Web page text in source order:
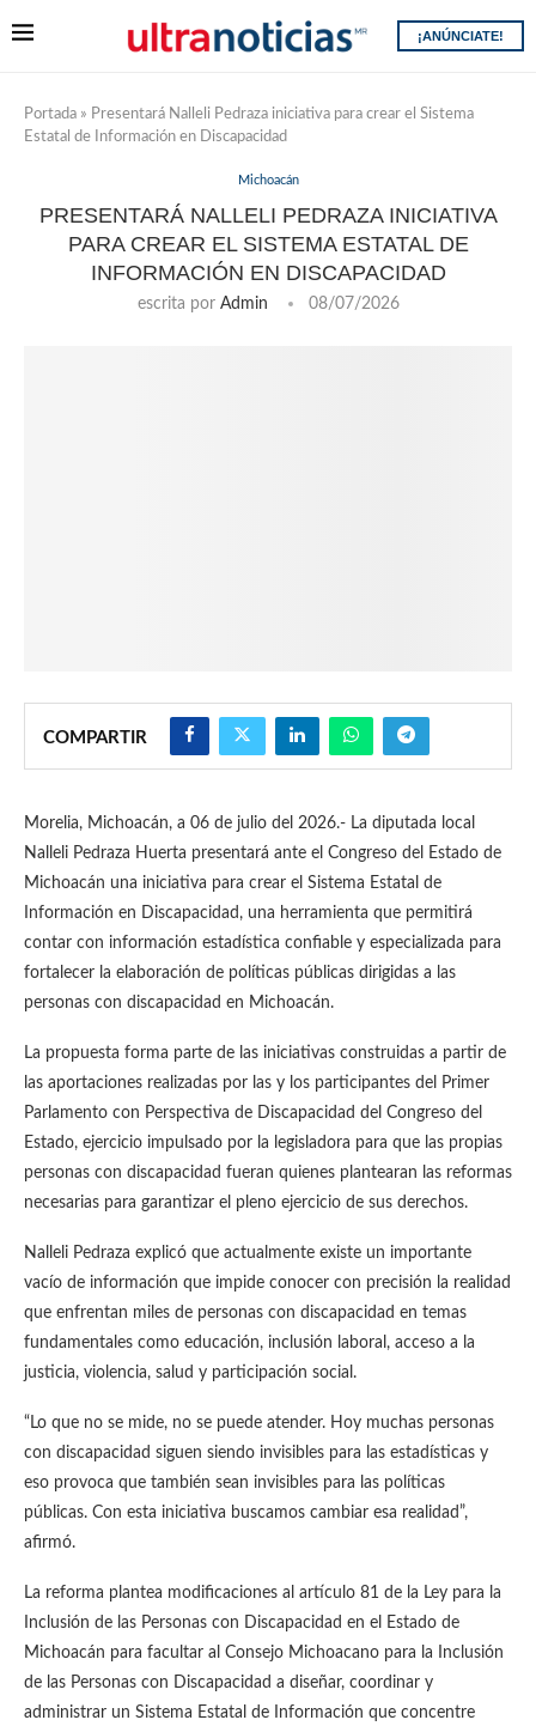
¡ANÚNCIATE!
Portada » Presentará Nalleli Pedraza iniciativa para crear el Sistema
Estatal de Información en Discapacidad
Michoacán
PRESENTARÁ NALLELI PEDRAZA INICIATIVA
PARA CREAR EL SISTEMA ESTATAL DE
INFORMACIÓN EN DISCAPACIDAD
escrita por Admin 08/07/2026
COMPARTIR
Morelia, Michoacán, a 06 de julio del 2026.- La diputada local
Nalleli Pedraza Huerta presentará ante el Congreso del Estado de
Michoacán una iniciativa para crear el Sistema Estatal de
Información en Discapacidad, una herramienta que permitirá
contar con información estadística confiable y especializada para
fortalecer la elaboración de políticas públicas dirigidas a las
personas con discapacidad en Michoacán.
La propuesta forma parte de las iniciativas construidas a partir de
las aportaciones realizadas por las y los participantes del Primer
Parlamento con Perspectiva de Discapacidad del Congreso del
Estado, ejercicio impulsado por la legisladora para que las propias
personas con discapacidad fueran quienes plantearan las reformas
necesarias para garantizar el pleno ejercicio de sus derechos.
Nalleli Pedraza explicó que actualmente existe un importante
vacío de información que impide conocer con precisión la realidad
que enfrentan miles de personas con discapacidad en temas
fundamentales como educación, inclusión laboral, acceso a la
justicia, violencia, salud y participación social.
“Lo que no se mide, no se puede atender. Hoy muchas personas
con discapacidad siguen siendo invisibles para las estadísticas y
eso provoca que también sean invisibles para las políticas
públicas. Con esta iniciativa buscamos cambiar esa realidad”,
afirmó.
La reforma plantea modificaciones al artículo 81 de la Ley para la
Inclusión de las Personas con Discapacidad en el Estado de
Michoacán para facultar al Consejo Michoacano para la Inclusión
de las Personas con Discapacidad a diseñar, coordinar y
administrar un Sistema Estatal de Información que concentre